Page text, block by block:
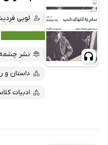
لویی
نشر
داستان و
ادبیات